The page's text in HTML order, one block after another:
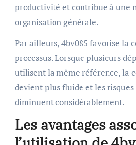
productivité et contribue à une
organisation générale.
Par ailleurs, 4bv085 favorise la
processus. Lorsque plusieurs
utilisent la même référence, la
devient plus fluide et les risques
diminuent considérablement.
Les avantages